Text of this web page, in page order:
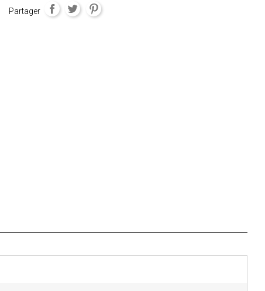
Partager